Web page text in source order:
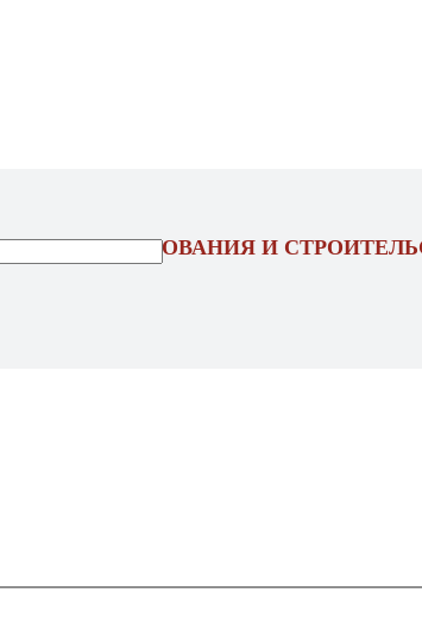
ОТ ПРОЕКТИРОВАНИЯ И